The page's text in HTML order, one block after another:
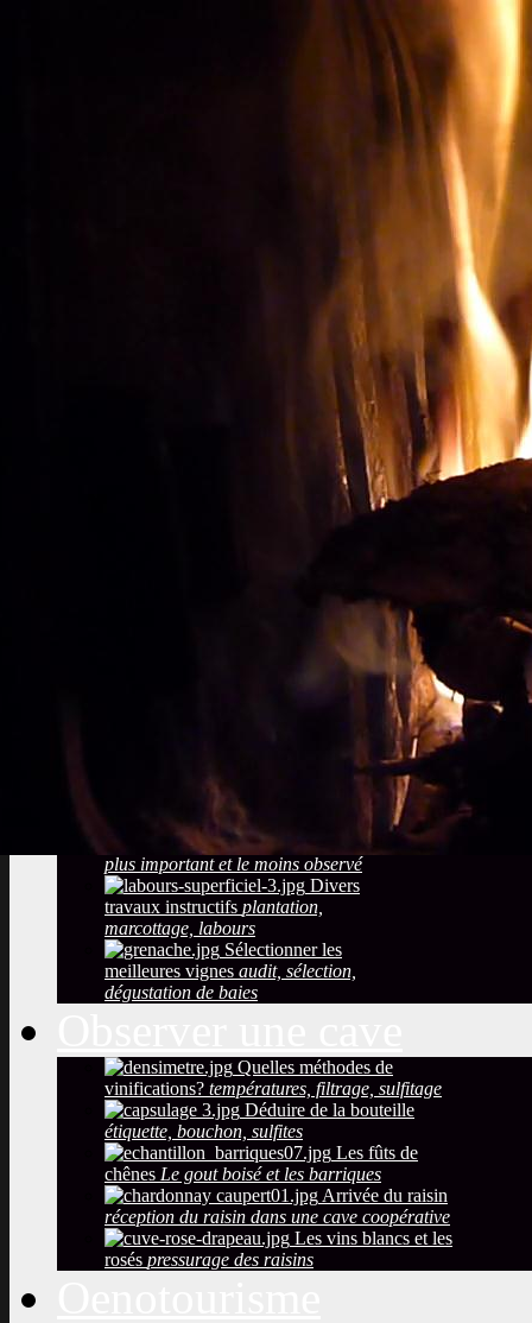
Oenotourisme:
ACHETER LES BONS
Vignes et vin
Visite du vignoble
coulure, blessures,
Observer la saison
maturation, dormance, véraison,
Taille de la vigne
plus important et le moins observé
Divers
travaux instructifs plantation,
marcottage, labours
Sélectionner les
meilleures vignes audit, sélection,
dégustation de baies
Quelles méthodes de
vinifications? températures, filtrage, sulfitage
Déduire de la bouteille
étiquette, bouchon, sulfites
Les fûts de
chênes Le gout boisé et les barriques
Arrivée du raisin
réception du raisin dans une cave coopérative
Les vins blancs et les
rosés pressurage des raisins